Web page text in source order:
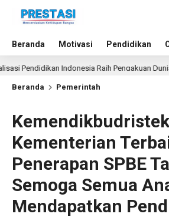
Beranda Motivasi Pendidikan
Indonesia Raih Pengakuan Dunia, Layar
Beranda Pemerintah
Kementerian
Penerapan SPBE
Semoga Semua
Mendapatkan